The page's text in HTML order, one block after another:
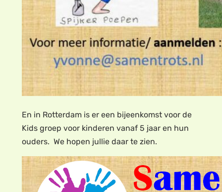
En in Rotterdam is er een bijeenkomst voor de
Kids groep voor kinderen vanaf 5 jaar en hun
ouders. We hopen jullie daar te zien.